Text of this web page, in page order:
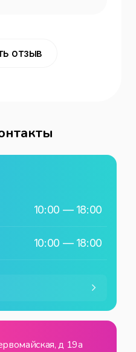
отзыв
10:00 — 18:00
10:00 — 18:00
10:00—18:00
10:00—18:00
д 19а